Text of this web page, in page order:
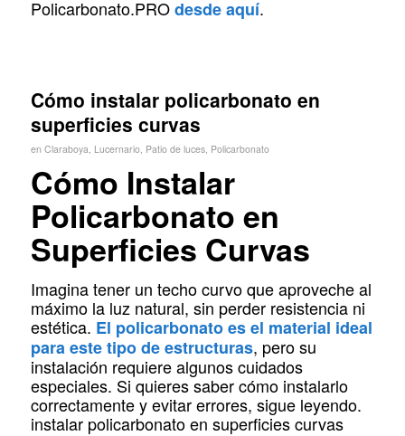
Policarbonato.PROdesde aquí.
Cómo instalar policarbonato en
superficies curvas
en Claraboya Lucernario, Patio de luces, Policarbonato
Cómo Instalar
Policarbonato en
Superficies Curvas
Imagina tener un techo curvo que aproveche al
máximo la luz natural, sin perder resistencia ni
estética. El policarbonato es el material ideal
para este tipo de estructuras, pero su
instalación requiere algunos cuidados
especiales. Si quieres saber cómo instalarlo
correctamente y evitar errores, sigue leyendo.
instalar policarbonato en superficies curvas